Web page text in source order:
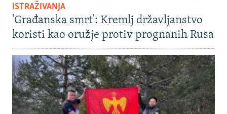
ISTRAŽIVANJA
'Građanska smrt': Kremlj državljanstvo
koristi kao oružje protiv prognanih Rusa